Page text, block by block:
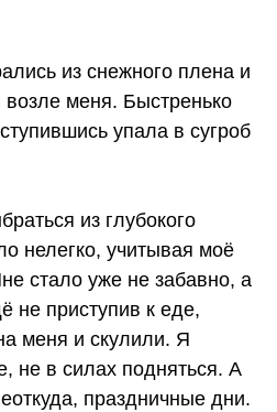
из снежного плена и
меня. Быстренько
упала в сугроб
из глубокого
нелегко, учитывая моё
стало уже не забавно, а
не приступив к еде,
меня и скулили. Я
не в силах подняться. А
праздничные дни.